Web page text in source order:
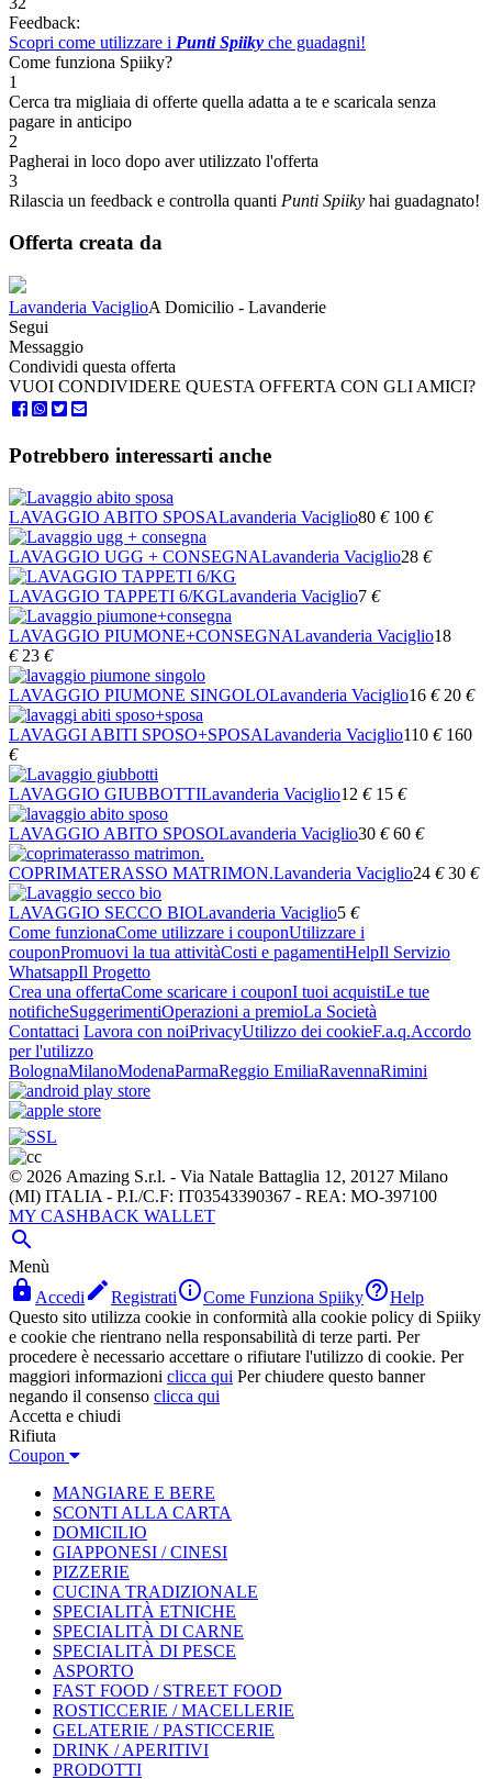
Feedback:
Scopri come utilizzare i Punti Spiiky che guadagni!
Come funziona Spiiky?
1
Cerca tra migliaia di offerte quella adatta a te e scaricala senza
pagare in anticipo
2
Pagherai in loco dopo aver utilizzato l'offerta
3
Rilascia un feedback e controlla quanti Punti Spiiky hai guadagnato!
Offerta creata da
Lavanderia VaciglioA Domicilio - Lavanderie
Segui
Messaggio
Condividi questa offerta
VUOI CONDIVIDERE QUESTA OFFERTA CON GLI AMICI?
Potrebbero interessarti anche
LAVAGGIO ABITO SPOSALavanderia Vaciglio80 € 100 €
LAVAGGIO UGG + CONSEGNALavanderia Vaciglio28 €
LAVAGGIO TAPPETI 6/KGLavanderia Vaciglio7 €
LAVAGGIO PIUMONE+CONSEGNALavanderia Vaciglio18
€ 23 €
LAVAGGIO PIUMONE SINGOLOLavanderia Vaciglio16 € 20 €
LAVAGGI ABITI SPOSO+SPOSALavanderia Vaciglio110 € 160
€
LAVAGGIO GIUBBOTTILavanderia Vaciglio12 € 15 €
LAVAGGIO ABITO SPOSOLavanderia Vaciglio30 € 60 €
COPRIMATERASSO MATRIMON.Lavanderia Vaciglio24 € 30 €
LAVAGGIO SECCO BIOLavanderia Vaciglio5 €
Come funzionaCome utilizzare i couponUtilizzare i
couponPromuovi la tua attivitàCosti e pagamentiHelpIl Servizio
WhatsappIl Progetto
Crea una offertaCome scaricare i couponI tuoi acquistiLe tue
notificheSuggerimentiOperazioni a premioLa Società
Contattaci Lavora con noiPrivacyUtilizzo dei cookieF.a.q.Accordo
per l'utilizzo
BolognaMilanoModenaParmaReggio EmiliaRavennaRimini
© 2026 Amazing S.r.l. - Via Natale Battaglia 12, 20127 Milano
(MI) ITALIA - P.I./C.F: IT03543390367 - REA: MO-397100
MY CASHBACK WALLET

Menù
 AccediRegistratiCome Funziona SpiikyHelp
Questo sito utilizza cookie in conformità alla cookie policy di Spiiky
e cookie che rientrano nella responsabilità di terze parti. Per
procedere è necessario accettare o rifiutare l'utilizzo di cookie. Per
maggiori informazioni clicca qui Per chiudere questo banner
negando il consenso clicca qui
Accetta e chiudi
Rifiuta
Coupon
MANGIARE E BERE
SCONTI ALLA CARTA
DOMICILIO
GIAPPONESI / CINESI
PIZZERIE
CUCINA TRADIZIONALE
SPECIALITÀ ETNICHE
SPECIALITÀ DI CARNE
SPECIALITÀ DI PESCE
ASPORTO
FAST FOOD / STREET FOOD
ROSTICCERIE / MACELLERIE
GELATERIE / PASTICCERIE
DRINK / APERITIVI
PRODOTTI